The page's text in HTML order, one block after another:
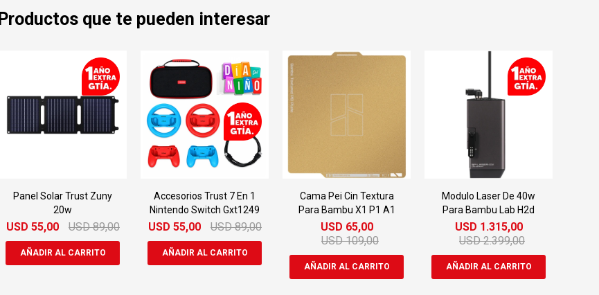
Productos que te pueden interesar
Panel Solar Trust Zuny
20w
USD 55,00 USD 89,00
Accesorios Trust 7 En 1
Nintendo Switch Gxt1249
USD 55,00 USD 89,00
Cama Pei Cin Textura
Para Bambu X1 P1 A1
USD 65,00
USD 109,00
Modulo Laser De 40w
Para Bambu Lab H2d
USD 1.315,00
USD 2.399,00